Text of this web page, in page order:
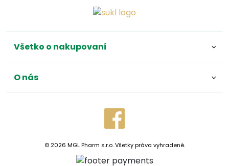
Všetko o nakupovaní
O nás
© 2026 MGL Pharm s.r.o. Všetky práva vyhradené.